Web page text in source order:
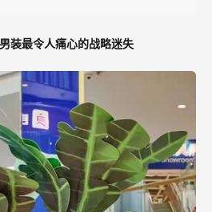
装最令人痛心的战略迷失